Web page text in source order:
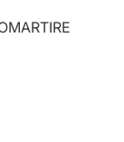
POLSKI